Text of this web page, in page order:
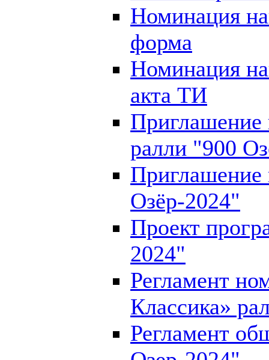
Номинация
форма
Номинация
акта ТИ
Приглашение
ралли "900
Приглашение
Озёр-2024"
Проект
2024"
Регламент
Классика»
Регламент